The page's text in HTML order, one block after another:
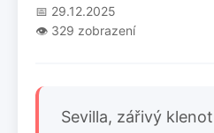
📅 29.12.2025
👁️ 329 zobrazení
Sevilla, zářivý